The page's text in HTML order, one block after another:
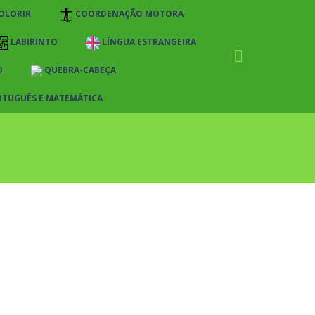
COORDENAÇÃO MOTORA
LABIRINTO LÍNGUA ESTRANGEIRA
QUEBRA-CABEÇA
E MATEMÁTICA